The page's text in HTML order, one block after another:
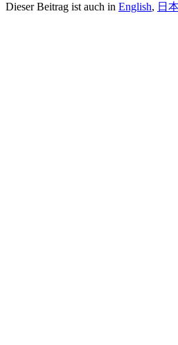
Dieser Beitrag ist auch in English, 日